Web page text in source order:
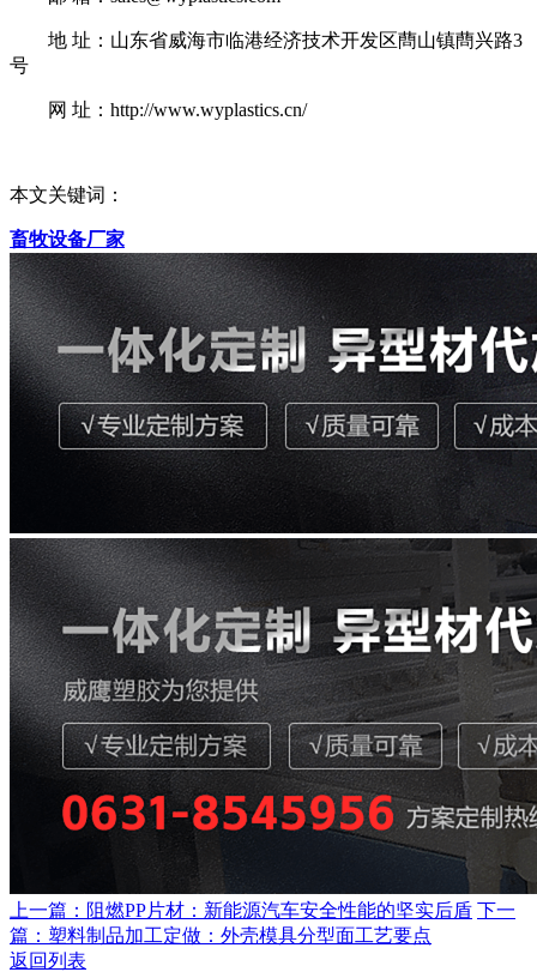
地 址：山东省威海市临港经济技术开发区蔄山镇蔄兴路3
号
网 址：http://www.wyplastics.cn/
本文关键词：
畜牧设备厂家
上一篇：阻燃PP片材：新能源汽车安全性能的坚实后盾 下一
篇：塑料制品加工定做：外壳模具分型面工艺要点
返回列表